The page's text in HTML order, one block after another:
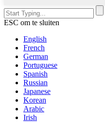
ESC om te sluiten
English
French
German
Portuguese
Spanish
Russian
Japanese
Korean
Arabic
Irish